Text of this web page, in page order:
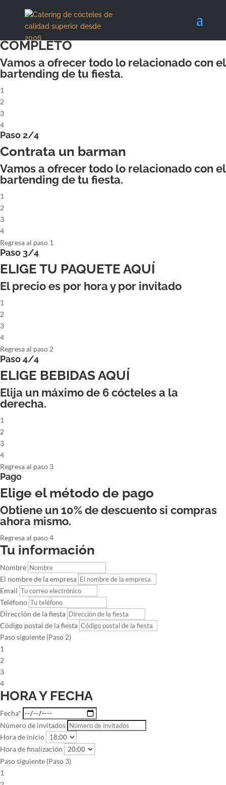
Paso 1/4
ALQUILA UN COCKTAILBAR
COMPLETO
Vamos a ofrecer todo lo relacionado con el
bartending de tu fiesta.
1
2
3
4
Paso 2/4
Contrata un barman
Vamos a ofrecer todo lo relacionado con el
bartending de tu fiesta.
1
2
3
4
Regresa al paso 1
Paso 3/4
ELIGE TU PAQUETE AQUÍ
El precio es por hora y por invitado
1
2
3
4
Regresa al paso 2
Paso 4/4
ELIGE BEBIDAS AQUÍ
Elija un máximo de 6cócteles a la
derecha.
1
2
3
4
Regresa al paso 3
Pago
Elige el método de pago
Obtiene un 10% de descuento si compras
ahora mismo.
Regresa al paso 4
Tu información
Nombre
El nombre de la empresa
Email
Teléfono
Dirección de la fiesta
Código postal de la fiesta
Paso siguiente (Paso 2)
1
2
3
4
HORA Y FECHA
Fecha*
Número de invitados
Hora de inicio
Hora de finalización
Paso siguiente (Paso 3)
1